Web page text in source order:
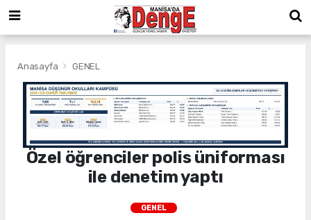
Anasayfa GENEL
Özel öğrenciler polis üniforması
ile denetim yaptı
GENEL